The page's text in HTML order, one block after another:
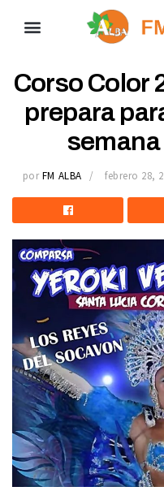
Corso Color
prepara
semana
por FM ALBA febrero 28,